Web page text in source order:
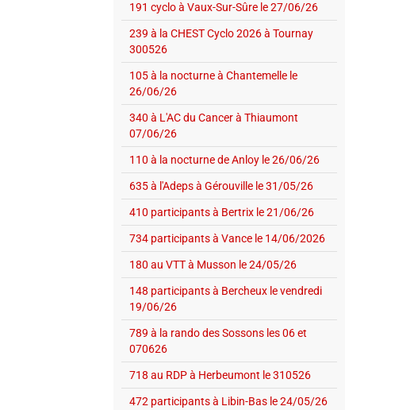
191 cyclo à Vaux-Sur-Sûre le 27/06/26
239 à la CHEST Cyclo 2026 à Tournay
300526
105 à la nocturne à Chantemelle le
26/06/26
340 à L'AC du Cancer à Thiaumont
07/06/26
110 à la nocturne de Anloy le 26/06/26
635 à l'Adeps à Gérouville le 31/05/26
410 participants à Bertrix le 21/06/26
734 participants à Vance le 14/06/2026
180 au VTT à Musson le 24/05/26
148 participants à Bercheux le vendredi
19/06/26
789 à la rando des Sossons les 06 et
070626
718 au RDP à Herbeumont le 310526
472 participants à Libin-Bas le 24/05/26